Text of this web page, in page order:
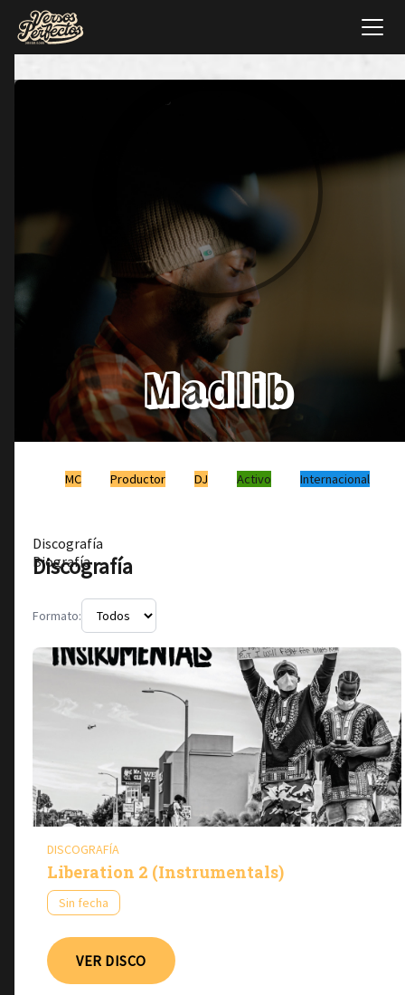
Madlib
MC Productor DJ Activo Internacional
Discografía
Biografía
Discografía
Formato:
DISCOGRAFÍA
Liberation 2 (Instrumentals)
Sin fecha
VER DISCO